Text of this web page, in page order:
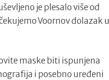
je plesalo više od
Voornov dolazak u
maske biti ispunjena
i posebno uređeni